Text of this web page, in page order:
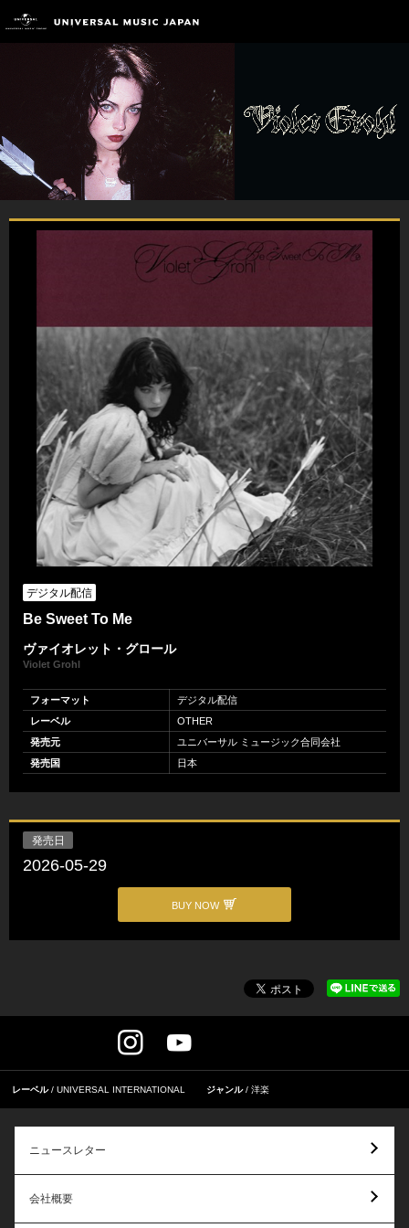
デジタル配信
Be Sweet To Me
ヴァイオレット・グロール
Violet Grohl
フォーマット
デジタル配信
レーベル
OTHER
発売元
ユニバーサル ミュージック合同会社
発売国
日本
発売日
2026-05-29
BUY NOW
レーベル UNIVERSAL INTERNATIONAL ジャンル 洋楽
ニュースレター
会社概要